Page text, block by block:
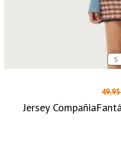
S
Jersey